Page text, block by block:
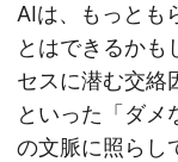
AIは、もっとも
とはできるかも
セスに潜む交絡
といった「ダメ
の文脈に照らし